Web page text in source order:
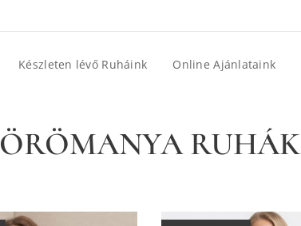
Készleten lévő Ruháink Online Ajánlataink
ÖRÖMANYA RUHÁK